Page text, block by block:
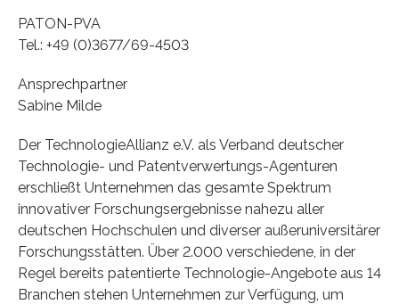
PATON-PVA
Tel.: +49 (0)3677/69-4503
Ansprechpartner
Sabine Milde
Der TechnologieAllianz e.V. als Verband deutscher
Technologie- und Patentverwertungs-Agenturen
erschließt Unternehmen das gesamte Spektrum
innovativer Forschungsergebnisse nahezu aller
deutschen Hochschulen und diverser außeruniversitärer
Forschungsstätten. Über 2.000 verschiedene, in der
Regel bereits patentierte Technologie-Angebote aus 14
Branchen stehen Unternehmen zur Verfügung, um